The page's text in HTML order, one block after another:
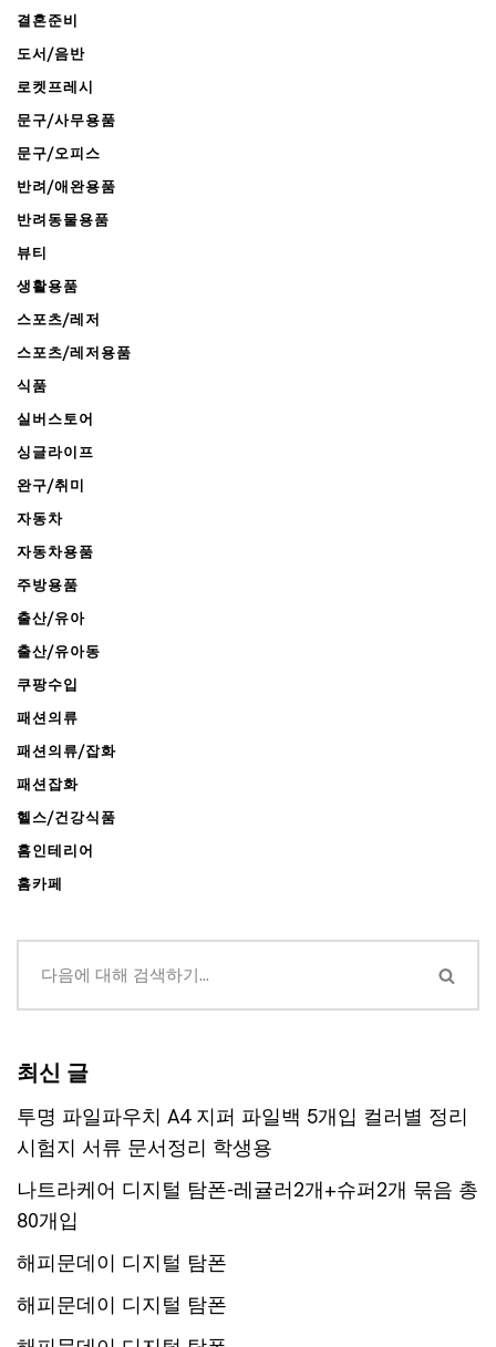
결혼준비
도서/음반
로켓프레시
문구/사무용품
문구/오피스
반려/애완용품
반려동물용품
뷰티
생활용품
스포츠/레저
스포츠/레저용품
식품
실버스토어
싱글라이프
완구/취미
자동차
자동차용품
주방용품
출산/유아
출산/유아동
쿠팡수입
패션의류
패션의류/잡화
패션잡화
헬스/건강식품
홈인테리어
홈카페
최신 글
투명 파일파우치 A4 지퍼 파일백 5개입 컬러별 정리
시험지 서류 문서정리 학생용
나트라케어 디지털 탐폰-레귤러2개+슈퍼2개 묶음 총
80개입
해피문데이 디지털 탐폰
해피문데이 디지털 탐폰